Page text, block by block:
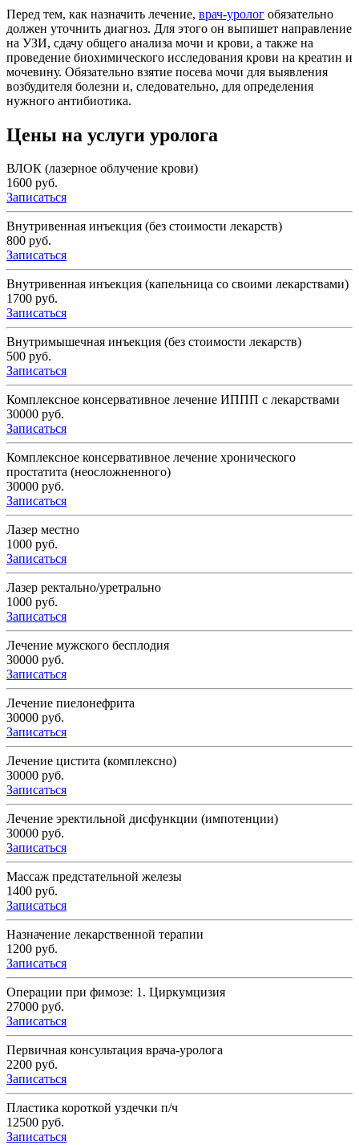
Перед тем, как назначить лечение, врач-уролог обязательно
должен уточнить диагноз. Для этого он выпишет направление
на УЗИ, сдачу общего анализа мочи и крови, а также на
проведение биохимического исследования крови на креатин и
мочевину. Обязательно взятие посева мочи для выявления
возбудителя болезни и, следовательно, для определения
нужного антибиотика.
Цены на услуги уролога
ВЛОК (лазерное облучение крови)
1600 руб.
Записаться
Внутривенная инъекция (без стоимости лекарств)
800 руб.
Записаться
Внутривенная инъекция (капельница со своими лекарствами)
1700 руб.
Записаться
Внутримышечная инъекция (без стоимости лекарств)
500 руб.
Записаться
Комплексное консервативное лечение ИППП с лекарствами
30000 руб.
Записаться
Комплексное консервативное лечение хронического
простатита (неосложненного)
30000 руб.
Записаться
Лазер местно
1000 руб.
Записаться
Лазер ректально/уретрально
1000 руб.
Записаться
Лечение мужского бесплодия
30000 руб.
Записаться
Лечение пиелонефрита
30000 руб.
Записаться
Лечение цистита (комплексно)
30000 руб.
Записаться
Лечение эректильной дисфункции (импотенции)
30000 руб.
Записаться
Массаж предстательной железы
1400 руб.
Записаться
Назначение лекарственной терапии
1200 руб.
Записаться
Операции при фимозе: 1. Циркумцизия
27000 руб.
Записаться
Первичная консультация врача-уролога
2200 руб.
Записаться
Пластика короткой уздечки п/ч
12500 руб.
Записаться